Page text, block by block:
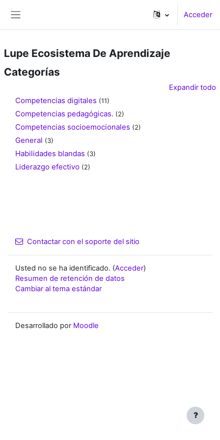
Acceder
Lupe Ecosistema De Aprendizaje
Categorías
Expandir todo
Competencias digitales (11)
Competencias pedagógicas. (2)
Competencias socioemocionales (2)
General (3)
Habilidades blandas (3)
Liderazgo efectivo (2)
Contactar con el soporte del sitio
Usted no se ha identificado. (Acceder)
Resumen de retención de datos
Cambiar al tema estándar
Desarrollado por Moodle